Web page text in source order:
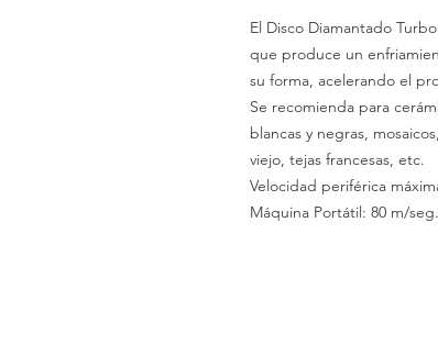
El Disco Diamantado
que produce un
su forma, acelerando el
Se recomienda para
blancas y negras,
viejo, tejas francesas, etc.
Velocidad periférica
Máquina Portátil: 80 m/